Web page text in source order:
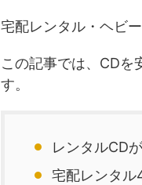
宅配レンタル・ヘビ
この記事では、CDを
す。
レンタルCD
宅配レンタル